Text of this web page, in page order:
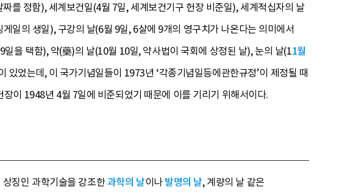
를 정함), 세계보건일(4월 7일, 세계보건기구 헌장 비준일), 세계적십자의 날
일의 생일), 구강의 날(6월 9일, 6살에 9개의 영구치가 나온다는 의미에서
을 택함), 약(藥)의 날(10월 10일, 약사법이 국회에 상정된 날), 눈의 날(11월
었는데, 이 국가기념일들이 1973년 ‘각종기념일등에관한규정’이 제정될 때
이 1948년 4월 7일에 비준되었기 때문에 이를 기리기 위해서이다.
상징인 과학기술을 강조한과학의 날이나발명의 날, 계량의 날 같은